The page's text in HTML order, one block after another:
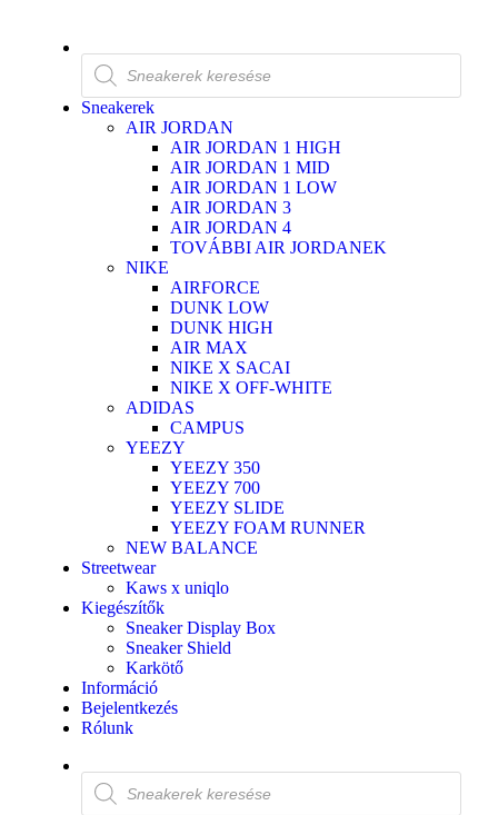
Sneakerek
AIR JORDAN
AIR JORDAN 1 HIGH
AIR JORDAN 1 MID
AIR JORDAN 1 LOW
AIR JORDAN 3
AIR JORDAN 4
TOVÁBBI AIR JORDANEK
NIKE
AIRFORCE
DUNK LOW
DUNK HIGH
AIR MAX
NIKE X SACAI
NIKE X OFF-WHITE
ADIDAS
CAMPUS
YEEZY
YEEZY 350
YEEZY 700
YEEZY SLIDE
YEEZY FOAM RUNNER
NEW BALANCE
Streetwear
Kaws x uniqlo
Kiegészítők
Sneaker Display Box
Sneaker Shield
Karkötő
Információ
Bejelentkezés
Rólunk